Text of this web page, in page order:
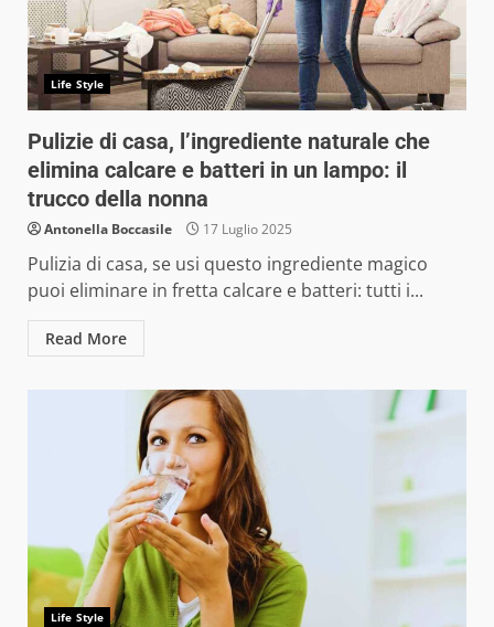
Life Style
Pulizie di casa, l’ingrediente naturale che
elimina calcare e batteri in un lampo: il
trucco della nonna
Antonella Boccasile 17 Luglio 2025
Pulizia di casa, se usi questo ingrediente magico
puoi eliminare in fretta calcare e batteri: tutti i...
Read More
Life Style